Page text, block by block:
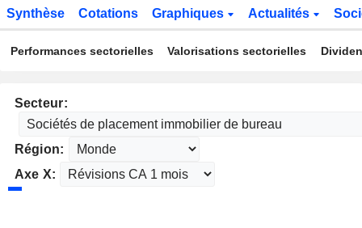
Synthèse Cotations Graphiques Actualités
Performances sectorielles Valorisations sectorielles
Secteur:
Région:
Axe X: